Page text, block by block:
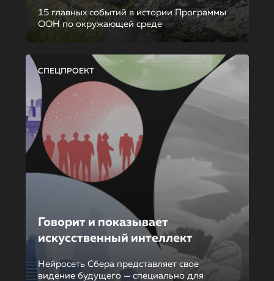
15 главных событий в истории Программы
ООН по окружающей среде
СПЕЦПРОЕКТ
Говорит и показывает
искусственный интеллект
Нейросеть Сбера представляет свое
видение будущего — специально для